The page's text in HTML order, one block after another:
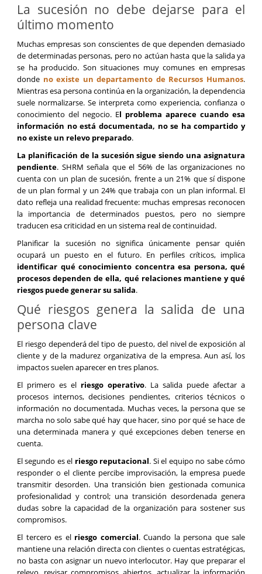
La sucesión no debe dejarse para el
último momento
Muchas empresas son conscientes de que dependen demasiado
de determinadas personas, pero no actúan hasta que la salida ya
se ha producido. Son situaciones muy comunes en empresas
donde no existe un departamento de Recursos Humanos.
Mientras esa persona continúa en la organización, la dependencia
suele normalizarse. Se interpreta como experiencia, confianza o
conocimiento del negocio. El problema aparece cuando esa
información no está documentada, no se ha compartido y
no existe un relevo preparado.
La planificación de la sucesión sigue siendo una asignatura
pendiente. SHRM señala que el 56% de las organizaciones no
cuenta con un plan de sucesión, frente a un 21% que sí dispone
de un plan formal y un 24% que trabaja con un plan informal. El
dato refleja una realidad frecuente: muchas empresas reconocen
la importancia de determinados puestos, pero no siempre
traducen esa criticidad en un sistema real de continuidad.
Planificar la sucesión no significa únicamente pensar quién
ocupará un puesto en el futuro. En perfiles críticos, implica
identificar qué conocimiento concentra esa persona, qué
procesos dependen de ella, qué relaciones mantiene y qué
riesgos puede generar su salida.
Qué riesgos genera la salida de una
persona clave
El riesgo dependerá del tipo de puesto, del nivel de exposición al
cliente y de la madurez organizativa de la empresa. Aun así, los
impactos suelen aparecer en tres planos.
El primero es el riesgo operativo. La salida puede afectar a
procesos internos, decisiones pendientes, criterios técnicos o
información no documentada. Muchas veces, la persona que se
marcha no solo sabe qué hay que hacer, sino por qué se hace de
una determinada manera y qué excepciones deben tenerse en
cuenta.
El segundo es el riesgo reputacional. Si el equipo no sabe cómo
responder o el cliente percibe improvisación, la empresa puede
transmitir desorden. Una transición bien gestionada comunica
profesionalidad y control; una transición desordenada genera
dudas sobre la capacidad de la organización para sostener sus
compromisos.
El tercero es el riesgo comercial. Cuando la persona que sale
mantiene una relación directa con clientes o cuentas estratégicas,
no basta con asignar un nuevo interlocutor. Hay que preparar el